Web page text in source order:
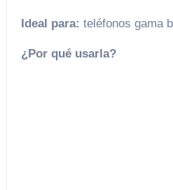
Ideal para: teléfonos gama
¿Por qué usarla?